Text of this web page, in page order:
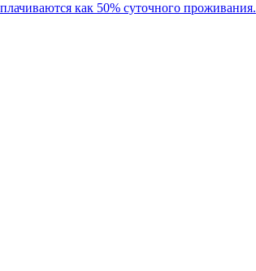
как 50% суточного проживания.